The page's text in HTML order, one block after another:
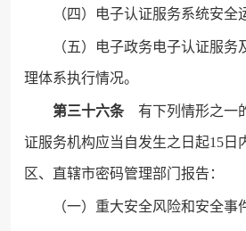
（四）电子认证服务系统安全
（五）电子政务电子认证服务
理体系执行情况。
第三十六条有下列情形之一
证服务机构应当自发生之日起15日
区、直辖市密码管理部门报告：
（一）重大安全风险和安全事